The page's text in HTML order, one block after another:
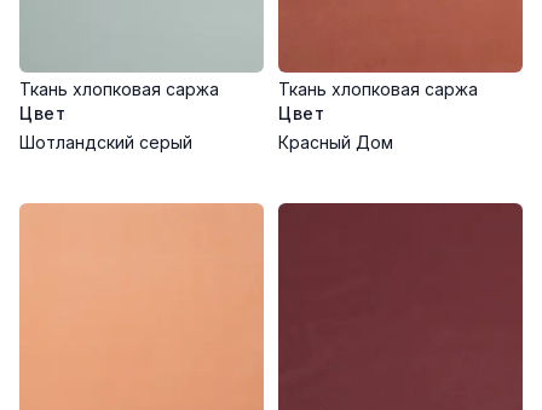
Постельное белье и покрывала
Аксессуары для дома и одежды
Творческие проекты
Машинная стирка при 30°C на деликатном режиме
Ткань хлопковая саржа
Цвет
Шотландский серый
Ткань хлопковая саржа
Цвет
Красный Дом